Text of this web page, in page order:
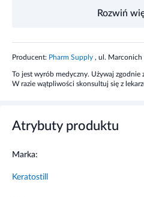
wersenian disodowy, sodu fosforan
fosforan jednozasadowy, woda
KeratoStill SINE jest przeznaczony
łagodzenia podrażnionych oczu.
ekspozycją na niekorzystne
Rozwiń
Producent: Pharm Supply , ul. Marconich
To jest wyrób medyczny. Używaj
W razie wątpliwości skonsultuj się z
Atrybuty produktu
Marka:
Keratostill